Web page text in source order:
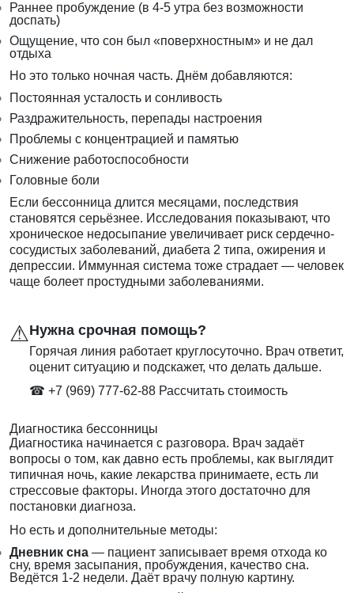
Раннее пробуждение (в 4-5 утра без возможности
доспать)
Ощущение, что сон был «поверхностным» и не дал
отдыха
Но это только ночная часть. Днём добавляются:
Постоянная усталость и сонливость
Раздражительность, перепады настроения
Проблемы с концентрацией и памятью
Снижение работоспособности
Головные боли
Если бессонница длится месяцами, последствия
становятся серьёзнее. Исследования показывают, что
хроническое недосыпание увеличивает риск сердечно-
сосудистых заболеваний, диабета 2 типа, ожирения и
депрессии. Иммунная система тоже страдает — человек
чаще болеет простудными заболеваниями.
⚠Нужна срочная помощь?
Горячая линия работает круглосуточно. Врач ответит,
оценит ситуацию и подскажет, что делать дальше.
☎ +7 (969) 777-62-88 Рассчитать стоимость
Диагностика бессонницы
Диагностика начинается с разговора. Врач задаёт
вопросы о том, как давно есть проблемы, как выглядит
типичная ночь, какие лекарства принимаете, есть ли
стрессовые факторы. Иногда этого достаточно для
постановки диагноза.
Но есть и дополнительные методы:
Дневник сна — пациент записывает время отхода ко
сну, время засыпания, пробуждения, качество сна.
Ведётся 1-2 недели. Даёт врачу полную картину.